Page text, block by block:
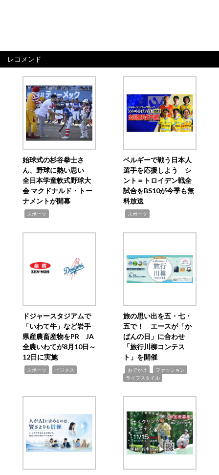
レコメンド
始球式の杉谷拳士さ
ん、野球に熱い思い
全日本学童軟式野球大
会 マクドナルド・トー
ナメントが開幕
スポーツ
ベルギーで戦う日本人
選手を応援しよう シ
ント＝トロイデン戦全
試合をBS10が今季も無
料放送
スポーツ
ドジャースタジアムで
「いわて牛」など岩手
県産農畜産物をPR JA
全農いわてが8月10日～
12日に実施
スポーツ ビジネス
旅の思い出を五・七・
五で！ エースが「か
ばんの日」に合わせ
「旅行川柳コンテス
ト」を開催
おでかけ ファッション
ライフスタイル